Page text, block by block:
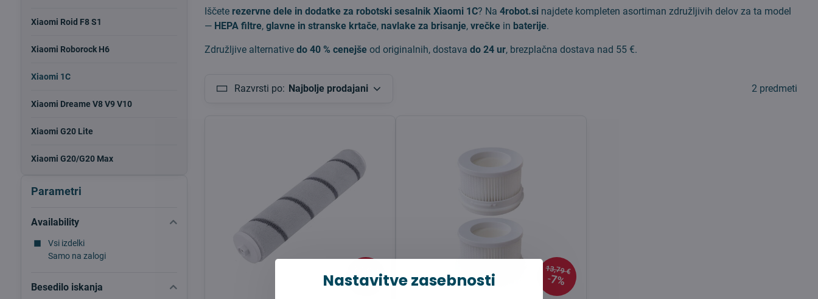
Iščete rezervne dele in dodatke za robotski sesalnik Xiaomi 1C? Na4robot.si najdete kompleten asortiman združljivih delov za ta model
— HEPA filtre,glavne in stranske krtače, navlake za brisanje,vrečke in baterije.
Združljive alternativedo 40 % cenejše od originalnih, dostavado 24 ur, brezplačna dostava nad 55 €.
Razvrsti po: Najbolje prodajani 2 predmeti
11%
13,79 €
7%
Parametri
Availability
Vsi izdelki
Samo na zalogi
Besedilo iskanja
Xiaomi Roid F8 S1
Xiaomi Roborock H6
Xiaomi 1C
Xiaomi Dreame V8 V9 V10
Xiaomi G20 Lite
Xiaomi G20/G20 Max
Nastavitve zasebnosti